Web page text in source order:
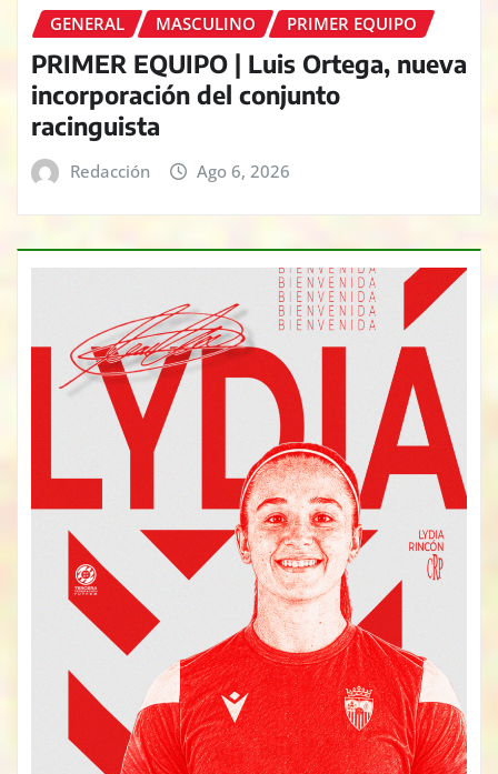
GENERAL MASCULINO PRIMER EQUIPO
PRIMER EQUIPO | Luis Ortega, nueva
incorporación del conjunto
racinguista
Redacción Ago 6, 2026